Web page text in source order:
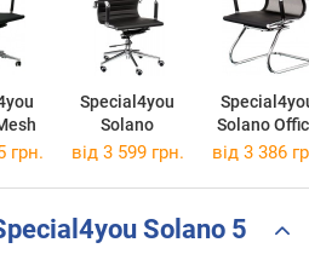
Special4you
Solano
Solano
Mesh
грн. від 3 599 грн. від 3 386
Solano 5